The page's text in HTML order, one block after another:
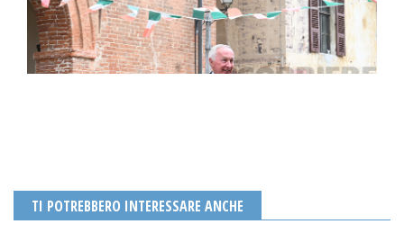
TI POTREBBERO INTERESSARE ANCHE